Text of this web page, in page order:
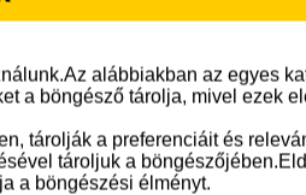
alábbiakban az egyes
a böngésző tárolja, mivel ezek
tárolják a preferenciáit és
tároljuk a
a böngészési élményt.